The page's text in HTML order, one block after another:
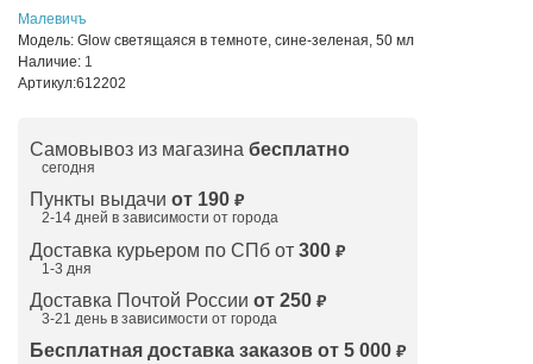
Малевичъ
Модель: Glow светящаяся в темноте, сине-зеленая, 50 мл
Наличие: 1
Артикул:612202
Самовывоз из магазина бесплатно
сегодня
Пункты выдачи от 190 ₽
2-14 дней в зависимости от города
Доставка курьером по СПб от 300 ₽
1-3 дня
Доставка Почтой России от 250 ₽
3-21 день в зависимости от города
Бесплатная доставка заказов от 5 000 ₽